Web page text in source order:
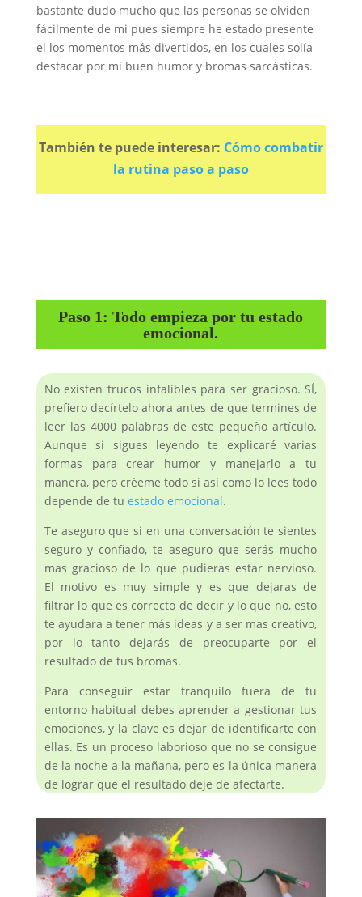
bastante dudo mucho que las personas se olviden
fácilmente de mi pues siempre he estado presente
el los momentos más divertidos, en los cuales solía
destacar por mi buen humor y bromas sarcásticas.
También te puede interesar: Cómo combatir
la rutina paso a paso
Paso 1: Todo empieza por tu estado
emocional.
No existen trucos infalibles para ser gracioso. SÍ,
prefiero decírtelo ahora antes de que termines de
leer las 4000 palabras de este pequeño artículo.
Aunque si sigues leyendo te explicaré varias
formas para crear humor y manejarlo a tu
manera, pero créeme todo si así como lo lees todo
depende de tu estado emocional.
Te aseguro que si en una conversación te sientes
seguro y confiado, te aseguro que serás mucho
mas gracioso de lo que pudieras estar nervioso.
El motivo es muy simple y es que dejaras de
filtrar lo que es correcto de decir y lo que no, esto
te ayudara a tener más ideas y a ser mas creativo,
por lo tanto dejarás de preocuparte por el
resultado de tus bromas.
Para conseguir estar tranquilo fuera de tu
entorno habitual debes aprender a gestionar tus
emociones, y la clave es dejar de identificarte con
ellas. Es un proceso laborioso que no se consigue
de la noche a la mañana, pero es la única manera
de lograr que el resultado deje de afectarte.